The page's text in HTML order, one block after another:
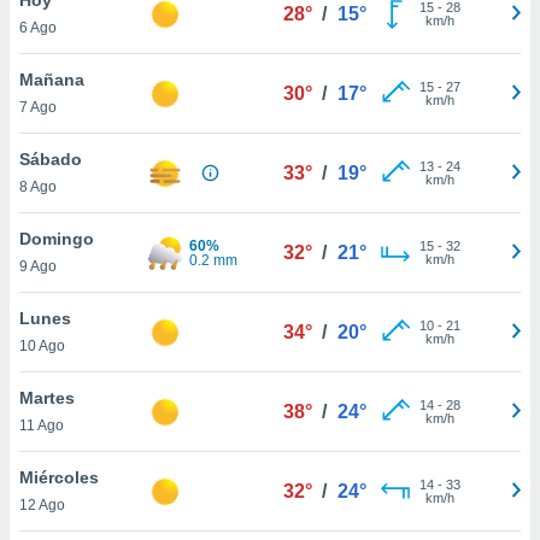
en
más
nuestra
de
cookies
aceptar
6 Ago
28° / 15° 15- 28
km/h
Mañana
7 Ago
30° / 17° 15- 27
km/h
Sábado
8 Ago
33° / 19° 13- 24
km/h
Domingo
9 Ago
60%
0.2 mm
32° / 21° 15- 32
km/h
Lunes
10 Ago
34° / 20° 10- 21
km/h
Martes
11 Ago
38° / 24° 14- 28
km/h
Miércoles
12 Ago
32° / 24° 14- 33
km/h